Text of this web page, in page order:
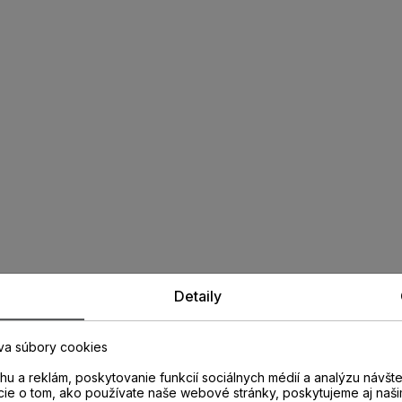
Detaily
súbory cookies
a reklám, poskytovanie funkcií sociálnych médií a analýzu
o tom, ako používate naše webové stránky, poskytujeme aj